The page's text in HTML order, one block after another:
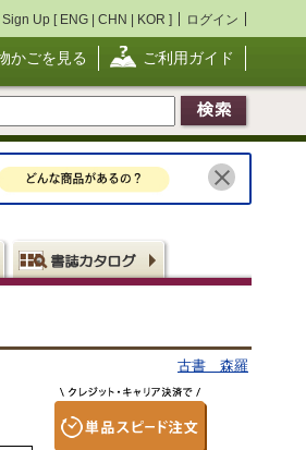
Sign Up [ ENG | CHN | KOR ] ログイン
かごを見る ご利用ガイド
古書 森羅